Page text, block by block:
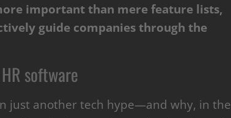
important than mere feature lists,
guide companies through the
software
just another tech hype—and why, in the